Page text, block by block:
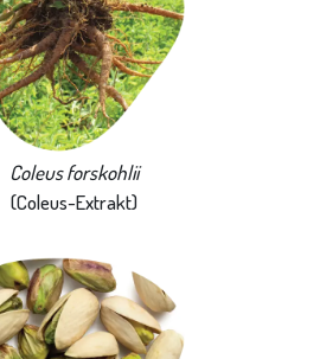
Coleus forskohlii
(Coleus-Extrakt)